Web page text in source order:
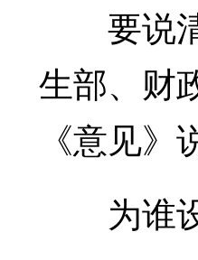
要说清
生部、财
《意见》
为谁